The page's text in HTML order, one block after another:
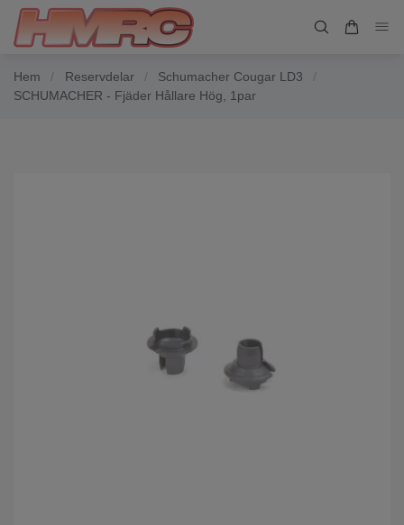
Hem / Reservdelar / Schumacher Cougar LD3
/
SCHUMACHER - Fjäder Hållare Hög, 1par